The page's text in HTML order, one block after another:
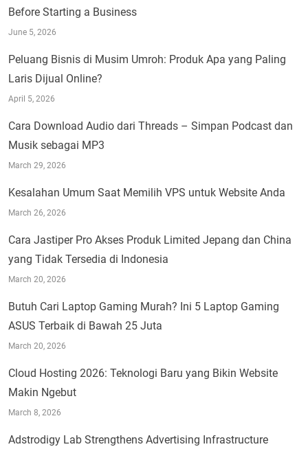
Before Starting a Business
June 5, 2026
Peluang Bisnis di Musim Umroh: Produk Apa yang Paling
Laris Dijual Online?
April 5, 2026
Cara Download Audio dari Threads – Simpan Podcast dan
Musik sebagai MP3
March 29, 2026
Kesalahan Umum Saat Memilih VPS untuk Website Anda
March 26, 2026
Cara Jastiper Pro Akses Produk Limited Jepang dan China
yang Tidak Tersedia di Indonesia
March 20, 2026
Butuh Cari Laptop Gaming Murah? Ini 5 Laptop Gaming
ASUS Terbaik di Bawah 25 Juta
March 20, 2026
Cloud Hosting 2026: Teknologi Baru yang Bikin Website
Makin Ngebut
March 8, 2026
Adstrodigy Lab Strengthens Advertising Infrastructure